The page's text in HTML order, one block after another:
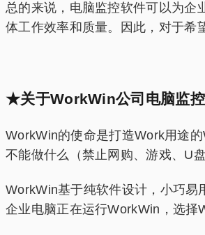
总的来说，电脑监控软件可以为企
体工作效率和质量。因此，对于希
★关于WorkWin公司电脑监
WorkWin的使命是打造Work用途
不能做什么（禁止网购、游戏、U盘
WorkWin基于纯软件设计，小巧易
企业电脑正在运行WorkWin，选择